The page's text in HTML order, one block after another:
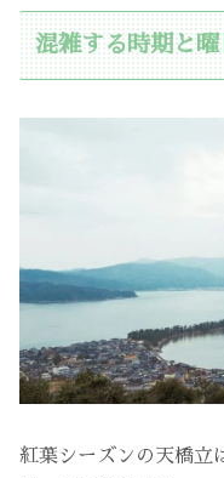
混雑する時期と
紅葉シーズンの天橋立